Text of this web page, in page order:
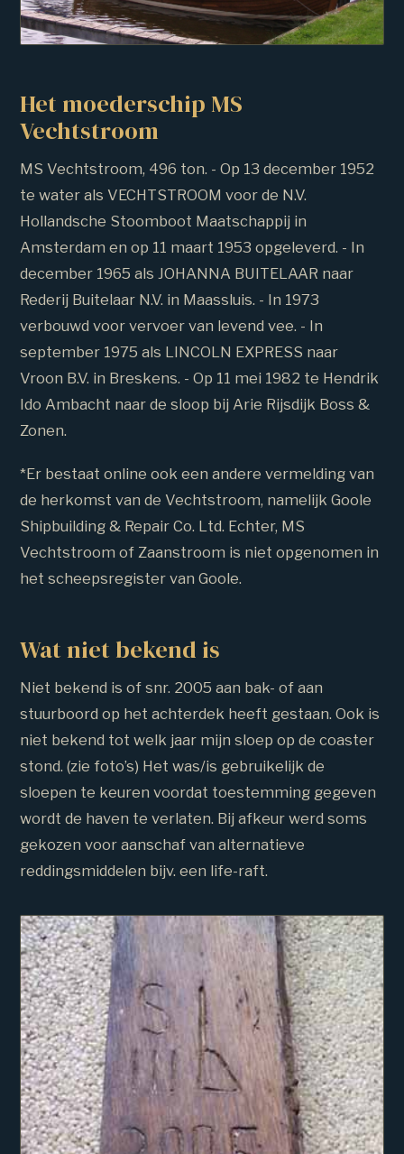
Het moederschip MS
Vechtstroom
MS Vechtstroom, 496 ton. - Op 13 december 1952
te water als VECHTSTROOM voor de N.V.
Hollandsche Stoomboot Maatschappij in
Amsterdam en op 11 maart 1953 opgeleverd. - In
december 1965 als JOHANNA BUITELAAR naar
Rederij Buitelaar N.V. in Maassluis. - In 1973
verbouwd voor vervoer van levend vee. - In
september 1975 als LINCOLN EXPRESS naar
Vroon B.V. in Breskens. - Op 11 mei 1982 te Hendrik
Ido Ambacht naar de sloop bij Arie Rijsdijk Boss &
Zonen.
*Er bestaat online ook een andere vermelding van
de herkomst van de Vechtstroom, namelijk Goole
Shipbuilding & Repair Co. Ltd. Echter, MS
Vechtstroom of Zaanstroom is niet opgenomen in
het scheepsregister van Goole.
Wat niet bekend is
Niet bekend is of snr. 2005 aan bak- of aan
stuurboord op het achterdek heeft gestaan. Ook is
niet bekend tot welk jaar mijn sloep op de coaster
stond. (zie foto’s) Het was/is gebruikelijk de
sloepen te keuren voordat toestemming gegeven
wordt de haven te verlaten. Bij afkeur werd soms
gekozen voor aanschaf van alternatieve
reddingsmiddelen bijv. een life-raft.